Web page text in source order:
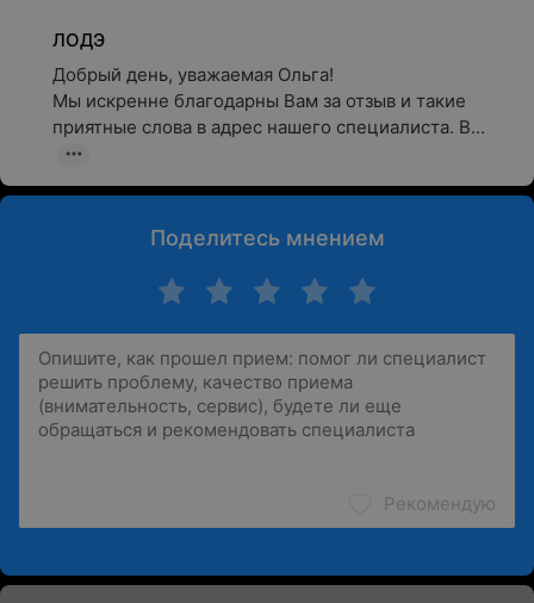
ЛОДЭ
Добрый день, уважаемая Ольга!
Мы искренне благодарны Вам за отзыв и такие
приятные слова в адрес нашего специалиста. В...
Поделитесь мнением
Рекомендую